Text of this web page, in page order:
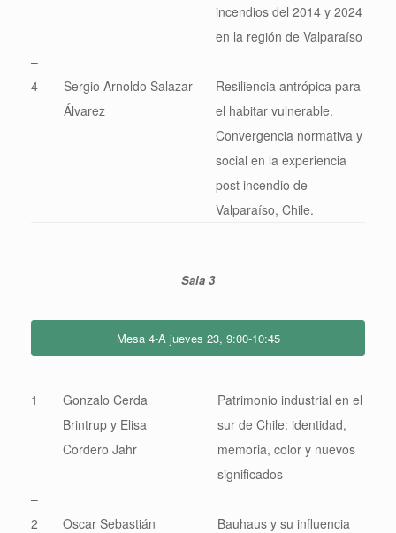
incendios del 2014 y 2024
en la región de Valparaíso
–
4
Sergio Arnoldo Salazar
Álvarez
Resiliencia antrópica para
el habitar vulnerable.
Convergencia normativa y
social en la experiencia
post incendio de
Valparaíso, Chile.
Sala 3
Mesa 4-A jueves 23, 9:00-10:45
1
Gonzalo Cerda
Brintrup y Elisa
Cordero Jahr
Patrimonio industrial en el
sur de Chile: identidad,
memoria, color y nuevos
significados
–
2
Oscar Sebastián
Bauhaus y su influencia